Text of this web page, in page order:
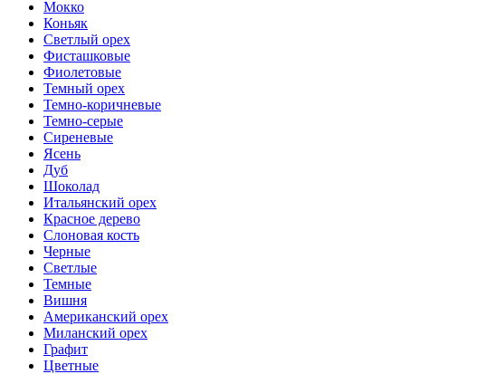
Мокко
Коньяк
Светлый орех
Фисташковые
Фиолетовые
Темный орех
Темно-коричневые
Темно-серые
Сиреневые
Ясень
Дуб
Шоколад
Итальянский орех
Красное дерево
Слоновая кость
Черные
Светлые
Темные
Вишня
Американский орех
Миланский орех
Графит
Цветные